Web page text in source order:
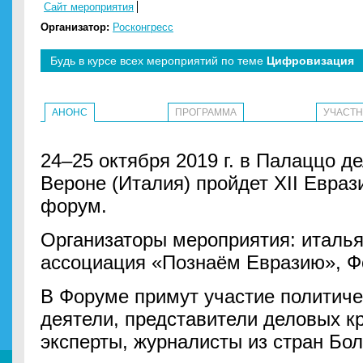
Сайт мероприятия
Организатор: Росконгресс
Будь в курсе всех мероприятий по теме Цифровизация
АНОНС ПРОГРАММА
24–25 октября 2019 г. в Палаццо
Вероне (Италия) пройдет XII
форум.
Организаторы мероприятия:
ассоциация «Познаём Евразию»,
В Форуме примут участие
деятели, представители деловых
эксперты, журналисты из стран